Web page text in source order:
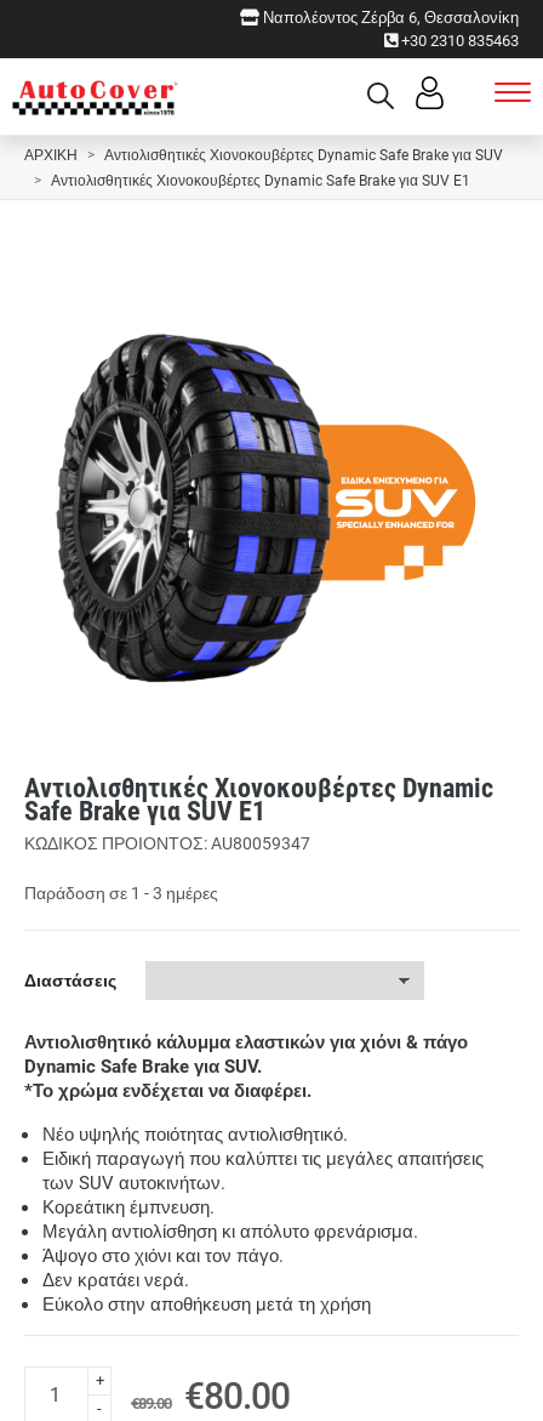
Ναπολέοντος Ζέρβα 6, Θεσσαλονίκη
+30 2310 835463
ΑΡΧΙΚΗ
Αντιολισθητικές Χιονοκουβέρτες Dynamic Safe Brake για SUV
Αντιολισθητικές Χιονοκουβέρτες Dynamic Safe Brake για SUV E1
Αντιολισθητικές Χιονοκουβέρτες Dynamic
Safe Brake για SUV E1
ΚΩΔΙΚΟΣ ΠΡΟΙΟΝΤΟΣ: AU80059347
Παράδοση σε 1 - 3 ημέρες
Διαστάσεις
Αντιολισθητικό κάλυμμα ελαστικών για χιόνι & πάγο
Dynamic Safe Brake για SUV.
*Το χρώμα ενδέχεται να διαφέρει.
Νέο υψηλής ποιότητας αντιολισθητικό.
Ειδική παραγωγή που καλύπτει τις μεγάλες απαιτήσεις
των SUV αυτοκινήτων.
Κορεάτικη έμπνευση.
Μεγάλη αντιολίσθηση κι απόλυτο φρενάρισμα.
Άψογο στο χιόνι και τον πάγο.
Δεν κρατάει νερά.
Εύκολο στην αποθήκευση μετά τη χρήση
+
-
€89.00 €80.00